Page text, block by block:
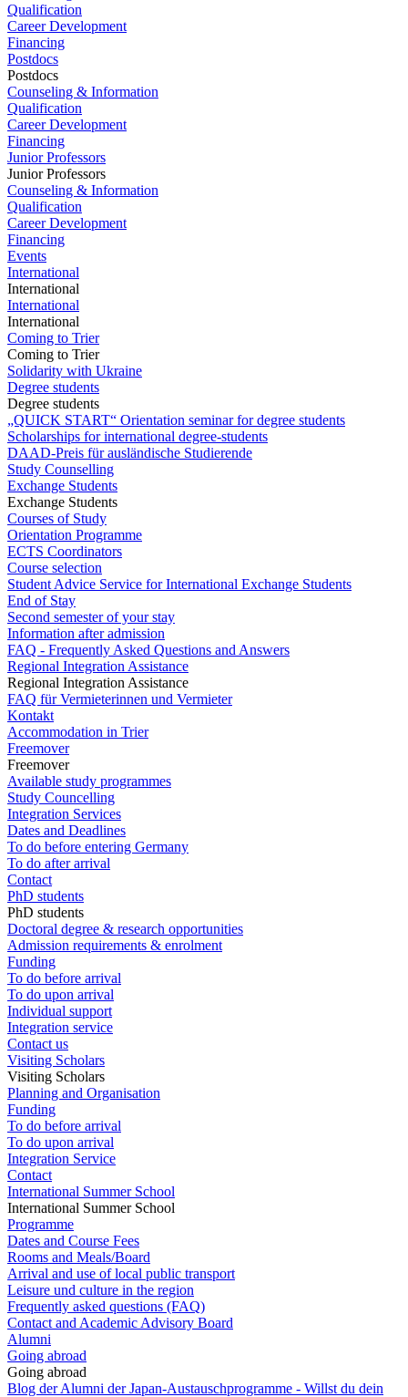
Qualification
Career Development
Financing
Postdocs
Postdocs
Counseling & Information
Qualification
Career Development
Financing
Junior Professors
Junior Professors
Counseling & Information
Qualification
Career Development
Financing
Events
International
International
International
International
Coming to Trier
Coming to Trier
Solidarity with Ukraine
Degree students
Degree students
„QUICK START“ Orientation seminar for degree students
Scholarships for international degree-students
DAAD-Preis für ausländische Studierende
Study Counselling
Exchange Students
Exchange Students
Courses of Study
Orientation Programme
ECTS Coordinators
Course selection
Student Advice Service for International Exchange Students
End of Stay
Second semester of your stay
Information after admission
FAQ - Frequently Asked Questions and Answers
Regional Integration Assistance
Regional Integration Assistance
FAQ für Vermieterinnen und Vermieter
Kontakt
Accommodation in Trier
Freemover
Freemover
Available study programmes
Study Councelling
Integration Services
Dates and Deadlines
To do before entering Germany
To do after arrival
Contact
PhD students
PhD students
Doctoral degree & research opportunities
Admission requirements & enrolment
Funding
To do before arrival
To do upon arrival
Individual support
Integration service
Contact us
Visiting Scholars
Visiting Scholars
Planning and Organisation
Funding
To do before arrival
To do upon arrival
Integration Service
Contact
International Summer School
International Summer School
Programme
Dates and Course Fees
Rooms and Meals/Board
Arrival and use of local public transport
Leisure und culture in the region
Frequently asked questions (FAQ)
Contact and Academic Advisory Board
Alumni
Going abroad
Going abroad
Blog der Alumni der Japan-Austauschprogramme - Willst du dein